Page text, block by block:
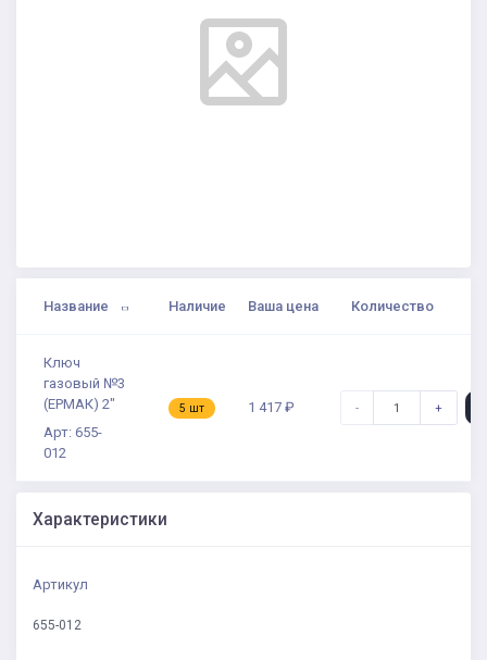
Название Наличие Ваша цена Количество
Ключ
газовый №3
(ЕРМАК) 2"
Арт: 655-
012
5 шт 1 417 ₽ - +
Характеристики
Артикул
655-012